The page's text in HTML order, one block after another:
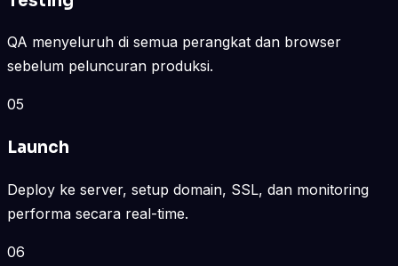
QA menyeluruh di semua perangkat dan browser
sebelum peluncuran produksi.
05
Launch
Deploy ke server, setup domain, SSL, dan monitoring
performa secara real-time.
06